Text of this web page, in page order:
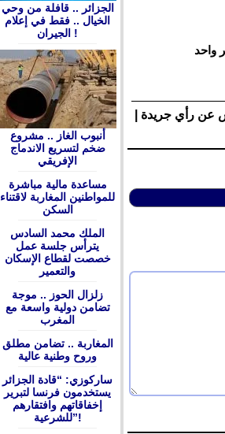
واحد
عن رأي جريدة |
الجزائر .. قافلة من وحي
الخيال .. فقط في إعلام
الجيران !
أنبوب الغاز .. مشروع
ضخم لتسريع الاندماج
الإفريقي
مساعدة مالية مباشرة
للمواطنين المغاربة لاقتناء
السكن
الملك محمد السادس
يترأس جلسة عمل
خصصت لقطاع الإسكان
والتعمير
زلزال الحوز .. موجة
تضامن دولية واسعة مع
المغرب
المغاربة .. تضامن مطلق
وروح وطنية عالية
ساركوزي: “قادة الجزائر
يستخدمون فرنسا لتبرير
إخفاقاتهم وافتقارهم
للشرعية”!